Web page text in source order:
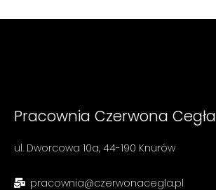
Pracownia Czerwona Cegła
ul. Dworcowa 10a, 44-190 Knurów
pracownia@czerwonacegla.pl